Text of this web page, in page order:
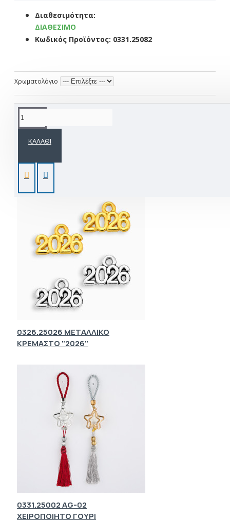
Διαθεσιμότητα:
ΔΙΑΘΈΣΙΜΟ
Κωδικός Προϊόντος: 0331.25082
Χρωματολόγιο
ΚΑΛΆΘΙ
Ετικέτες:
0326.25026 ΜΕΤΑΛΛΙΚΟ
ΚΡΕΜΑΣΤΟ "2026"
0331.25002 AG-02
ΧΕΙΡΟΠΟΙΗΤΟ ΓΟΥΡΙ